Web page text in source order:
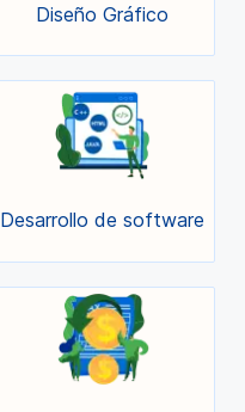
Diseño Gráfico
Desarrollo de software